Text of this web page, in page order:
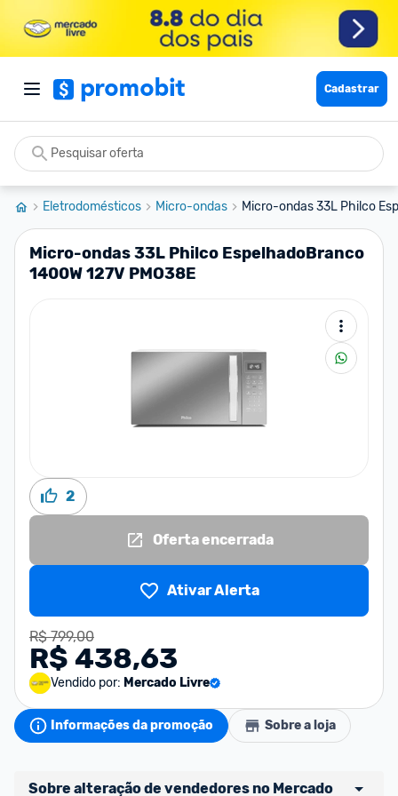
Cadastrar
Eletrodomésticos Micro-ondas Micro-ondas 33L Philco
Micro-ondas 33L Philco EspelhadoBranco
1400W 127V PMO38E
2
Oferta encerrada
Ativar Alerta
R$ 799,00
R$ 438,63
Vendido por: Mercado Livre
Informações da promoção Sobre a loja
Sobre alteração de vendedores no Mercado